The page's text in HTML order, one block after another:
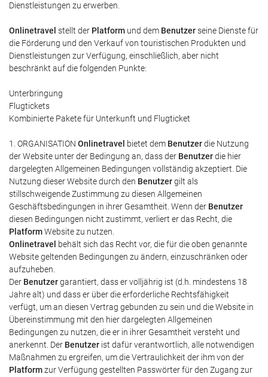
Dienstleistungen zu erwerben.
Onlinetravel stellt der Platform und dem Benutzerseine Dienste für
die Förderung und den Verkauf von touristischen Produkten und
Dienstleistungen zur Verfügung, einschließlich, aber nicht
beschränkt auf die folgenden Punkte:
Unterbringung
Flugtickets
Kombinierte Pakete für Unterkunft und Flugticket
1. ORGANISATION Onlinetravel bietet dem Benutzerdie Nutzung
der Website unter der Bedingung an, dass der Benutzerdie hier
dargelegten Allgemeinen Bedingungen vollständig akzeptiert. Die
Nutzung dieser Website durch den Benutzergilt als
stillschweigende Zustimmung zu diesen Allgemeinen
Geschäftsbedingungen in ihrer Gesamtheit. Wenn der Benutzer
diesen Bedingungen nicht zustimmt, verliert er das Recht, die
PlatformWebsite zu nutzen.
Onlinetravel behält sich das Recht vor, die für die oben genannte
Website geltenden Bedingungen zu ändern, einzuschränken oder
aufzuheben.
Der Benutzergarantiert, dass er volljährig ist (d.h. mindestens 18
Jahre alt) und dass er über die erforderliche Rechtsfähigkeit
verfügt, um an diesen Vertrag gebunden zu sein und die Website in
Übereinstimmung mit den hier dargelegten Allgemeinen
Bedingungen zu nutzen, die er in ihrer Gesamtheit versteht und
anerkennt. Der Benutzer ist dafür verantwortlich, alle notwendigen
Maßnahmen zu ergreifen, um die Vertraulichkeit der ihm von der
Platformzur Verfügung gestellten Passwörter für den Zugang zur